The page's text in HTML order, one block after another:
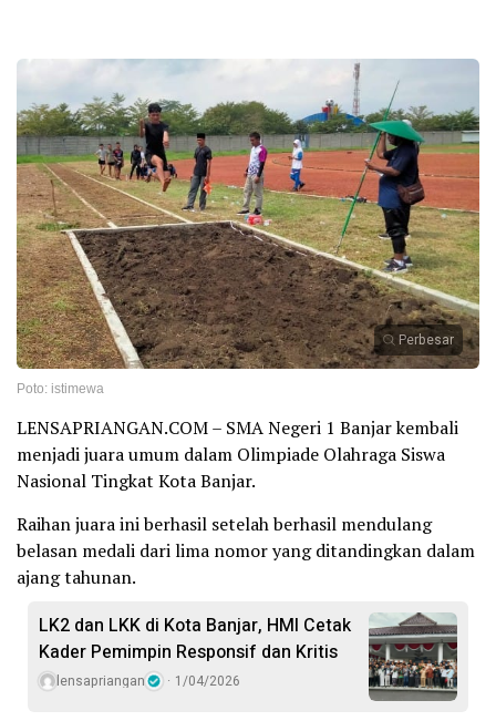
Perbesar
Poto: istimewa
LENSAPRIANGAN.COM – SMA Negeri 1 Banjar kembali
menjadi juara umum dalam Olimpiade Olahraga Siswa
Nasional Tingkat Kota Banjar.
Raihan juara ini berhasil setelah berhasil mendulang
belasan medali dari lima nomor yang ditandingkan dalam
ajang tahunan.
LK2 dan LKK di Kota Banjar, HMI Cetak
Kader Pemimpin Responsif dan Kritis
lensapriangan 1/04/2026